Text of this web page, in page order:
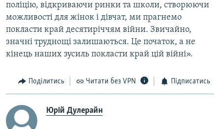
поліцію, відкриваючи ринки та школи, створюючи
можливості для жінок і дівчат, ми прагнемо
покласти край десятиріччям війни. Звичайно,
значні труднощі залишаються. Це початок, а не
кінець наших зусиль покласти край цій війні».
Поділитись Читати без VPN Підписатись
Юрій Дулерайн